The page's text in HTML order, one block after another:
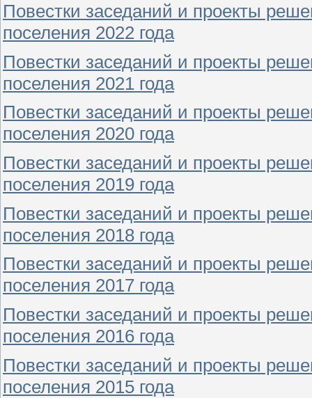
Повестки заседаний и проекты
поселения 2022 года
Повестки заседаний и проекты
поселения 2021 года
Повестки заседаний и проекты
поселения 2020 года
Повестки заседаний и проекты
поселения 2019 года
Повестки заседаний и проекты
поселения 2018 года
Повестки заседаний и проекты
поселения 2017 года
Повестки заседаний и проекты
поселения 2016 года
Повестки заседаний и проекты
поселения 2015 года